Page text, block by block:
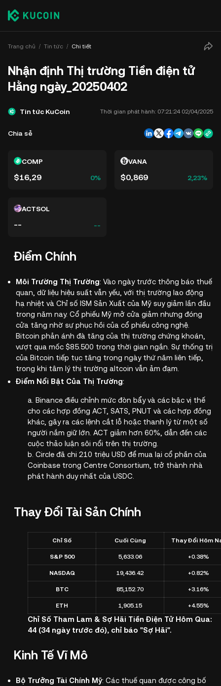
Trang chủ Tin tức Chi tiết
Nhận định Thị trường Tiền điện tử
Hằng ngày_20250402
Tin tức KuCoin Thời gian phát hành: 07:21:24 02/04/2025
Chia sẻ
COMP
$16,29 0%
VANA
$0,869 2,23%
ACTSOL
-- --
Điểm Chính
Môi Trường Thị Trường: Vào ngày trước thông báo thuế
quan, dữ liệu hiệu suất vẫn yếu, với thị trường lao động
hạ nhiệt và Chỉ số ISM Sản Xuất của Mỹ suy giảm lần đầu
trong năm nay. Cổ phiếu Mỹ mở cửa giảm nhưng đóng
cửa tăng nhờ sự phục hồi của cổ phiếu công nghệ.
Bitcoin phản ánh đà tăng của thị trường chứng khoán,
vượt qua mốc $85.500 trong thời gian ngắn. Sự thống trị
của Bitcoin tiếp tục tăng trong ngày thứ năm liên tiếp,
trong khi tâm lý thị trường altcoin vẫn ảm đạm.
Điểm Nổi Bật Của Thị Trường:
a. Binance điều chỉnh mức đòn bẩy và các bậc vị thế
cho các hợp đồng ACT, SATS, PNUT và các hợp đồng
khác, gây ra các lệnh cắt lỗ hoặc thanh lý từ một số
người nắm giữ lớn. ACT giảm hơn 60%, dẫn đến các
cuộc thảo luận sôi nổi trên thị trường.
b. Circle đã chi 210 triệu USD để mua lại cổ phần của
Coinbase trong Centre Consortium, trở thành nhà
phát hành duy nhất của USDC.
Thay Đổi Tài Sản Chính
Chỉ Số Cuối Cùng Thay Đổi Hôm
S&P 500 5,633.06 +0.38%
NASDAQ 19,436.42 +0.82%
BTC 85,152.70 +3.16%
ETH 1,905.15 +4.55%
Chỉ Số Tham Lam & Sợ Hãi Tiền Điện Tử Hôm Qua:
44 (34 ngày trước đó), chỉ báo "Sợ Hãi".
Kinh Tế Vĩ Mô
Bộ Trưởng Tài Chính Mỹ: Các thuế quan được công bố